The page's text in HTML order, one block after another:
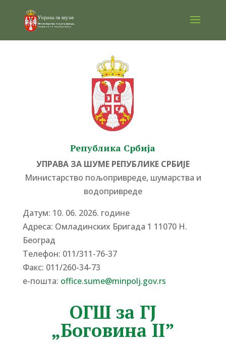
Република Србија
УПРАВА ЗА ШУМЕ РЕПУБЛИКЕ СРБИЈЕ
Министарство пољопривреде, шумарства и
водопривреде
Датум: 10. 06. 2026. године
Адреса: Омладинских Бригада 1 11070 Н.
Београд
Tелефон: 011/311-76-37
Факс: 011/260-34-73
е-пошта: office.sume@minpolj.gov.rs
ОГШ за ГЈ
„Боговина II”